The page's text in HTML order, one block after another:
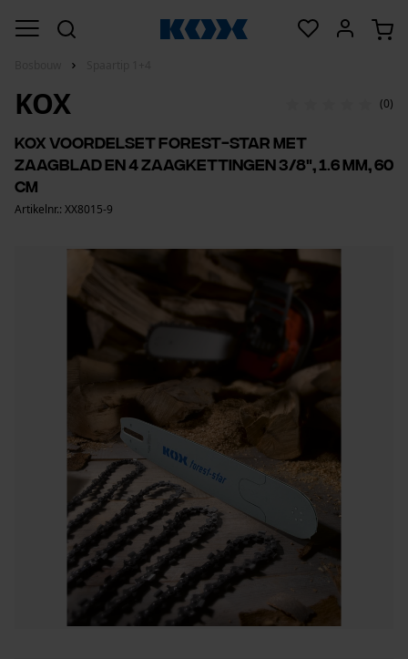
KOX (0)
KOX voordelset Forest-star met
zaagblad en 4 zaagkettingen 3/8", 1.6 mm, 60
cm
Artikelnr.: XX8015-9